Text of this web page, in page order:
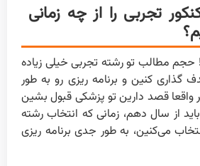
تجربی را از چه زمانی
حجم مطالب تو رشته تجربی خیلی زیاده
گذاری کنین و برنامه ریزی رو به طور
واقعا قصد دارین تو پزشکی قبول بشین
از سال دهم، زمانی که انتخاب رشته
می‌کنین، به طور جدی برنامه ریزی